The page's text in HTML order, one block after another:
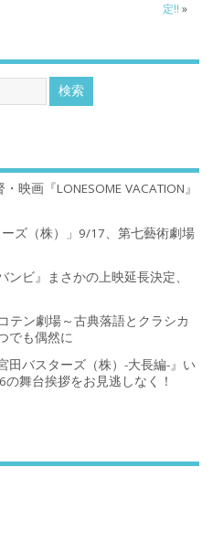
定‼ »
映画『LONESOME VACATION』
ズ（株）」9/17、第七藝術劇場
ビ』まさかの上映延長決定、
テン劇場～古典落語とクラシカ
でも偶然に
田バスターズ（株）-大長編-』い
舞台挨拶をお見逃しなく！